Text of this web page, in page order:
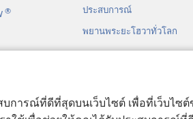
ารณ์ที่ดีที่สุดบนเว็บไซต์ เพื่อที่เว็บไซ
®
แบบ​ละคร
ประสบการณ์
พยานพระยะโฮวาทั่วโลก